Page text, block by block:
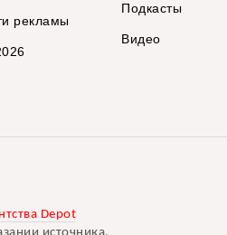
рекламы
Подкасты
Видео
Depot